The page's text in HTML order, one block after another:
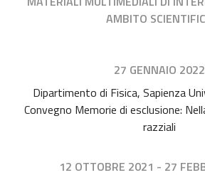
AMBITO
27 GENNAIO 2022
Dipartimento di Fisica, Sapienza
Convegno Memorie di esclusione:
razziali
12 OTTOBRE 2021 - 27